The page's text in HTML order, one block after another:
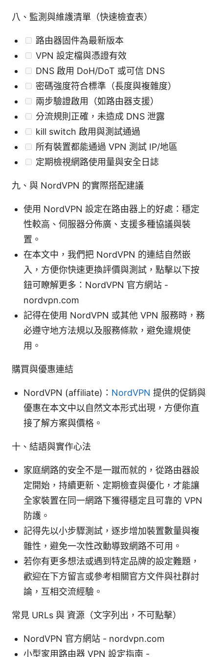
八、監測與維護清單（快速檢查表）
路由器固件為最新版本
VPN 設定檔與憑證有效
DNS 啟用 DoH/DoT 或可信 DNS
密碼強度符合標準（長度與複雜度）
兩步驗證啟用（如路由器支援）
分流規則正確，未造成 DNS 泄露
kill switch 啟用與測試通過
所有裝置都能通過 VPN 測試 IP/地區
定期檢視網路使用量與安全日誌
九、與 NordVPN 的實際搭配建議
使用 NordVPN 設定在路由器上的好處：穩定
性較高、伺服器分佈廣、支援多種協議與裝
置。
在本文中，我們把 NordVPN 的連結自然嵌
入，方便你快速更換評價與測試，點擊以下按
鈕可瞭解更多：NordVPN 官方網站 -
nordvpn.com
記得在使用 NordVPN 或其他 VPN 服務時，務
必遵守地方法規以及服務條款，避免違規使
用。
購買與優惠連結
NordVPN (affiliate)： NordVPN 提供的促銷與
優惠在本文中以自然文本形式出現，方便你直
接了解方案與價格。
十、結語與實作心法
家庭網路的安全不是一蹴而就的，從路由器設
定開始，持續更新、定期檢查與優化，才能讓
全家裝置在同一網路下獲得穩定且可靠的 VPN
防護。
記得先以小步驟測試，逐步增加裝置數量與複
雜性，避免一次性改動導致網路不可用。
若你有更多想法或遇到特定品牌的設定難題，
歡迎在下方留言或參考相關官方文件與社群討
論，互相交流經驗。
常見 URLs 與 資源（文字列出，不可點擊）
NordVPN 官方網站 - nordvpn.com
小型家用路由器 VPN 設定指南 -